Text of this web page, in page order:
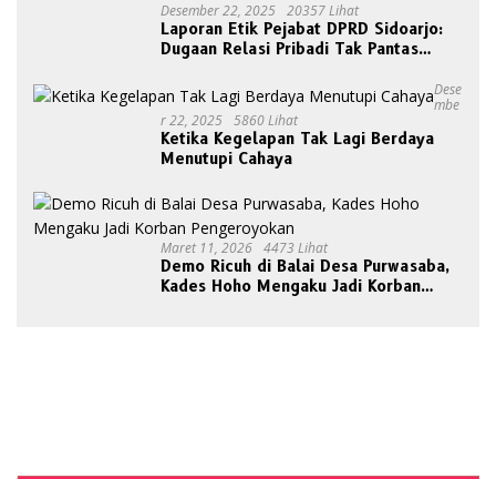
Desember 22, 2025 20357 Lihat
Laporan Etik Pejabat DPRD Sidoarjo:
Dugaan Relasi Pribadi Tak Pantas
Dese
Mbe
R 22, 2025 5860 Lihat
Ketika Kegelapan Tak Lagi Berdaya
Menutupi Cahaya
Maret 11, 2026 4473 Lihat
Demo Ricuh di Balai Desa Purwasaba,
Kades Hoho Mengaku Jadi Korban